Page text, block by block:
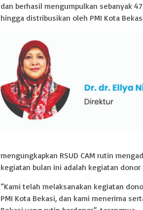
dan berhasil mengumpulkan sebanyak
hingga distribusikan oleh PMI Kota
mengungkapkan RSUD CAM rutin
kegiatan bulan ini adalah kegiatan
“Kami telah melaksanakan kegiatan
PMI Kota Bekasi, dan kami menerima